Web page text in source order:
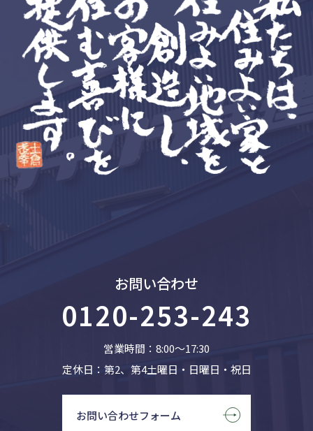
お問い合わせ
0120-253-243
営業時間：8:00〜17:30
定休日：第2、第4土曜日・日曜日・祝日
お問い合わせフォーム